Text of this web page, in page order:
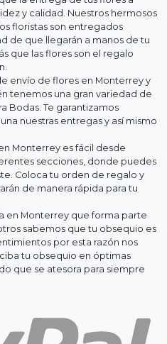
y calidad. Nuestros hermosos
floristas son entregados
de que llegarán a manos de tu
que las flores son el regalo
envío de flores en Monterrey y
tenemos una gran variedad de
Bodas. Te garantizamos
nuestras entregas y así mismo
Monterrey es fácil desde
secciones, donde puedes
Coloca tu orden de regalo y
de manera rápida para tu
en Monterrey que forma parte
sabemos que tu obsequio es
por esta razón nos
tu obsequio en óptimas
que se atesora para siempre